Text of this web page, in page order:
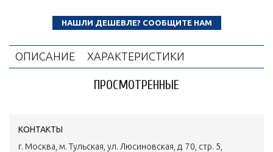
НАШЛИ ДЕШЕВЛЕ? СООБЩИТЕ НАМ
ОПИСАНИЕ ХАРАКТЕРИСТИКИ
ПРОСМОТРЕННЫЕ
КОНТАКТЫ
г. Москва, м. Тульская, ул. Люсиновская, д. 70, стр. 5,